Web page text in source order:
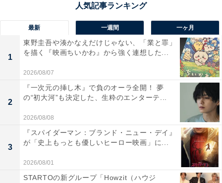
— ちいかわ?アニメ火金 (@ngnchiikawa)
February 3, 2025
【こちらも読む→
漫画『ちいかわ』2月更新分エピソードまとめ
最新 一週間 一ヶ月
1
東野圭吾や湊かなえだけじゃない、「業と罪」
を描く『映画ちいかわ』から強く連想した...
2026/08/07
2
『一次元の挿し木』で負のオーラ全開！ 夢
の“初大河”も決定した、生粋のエンターテ...
2026/08/08
3
『スパイダーマン：ブランド・ニュー・デイ』
が「史上もっとも優しいヒーロー映画」に...
2026/08/01
STARTOの新グループ「Howzit（ハウジ